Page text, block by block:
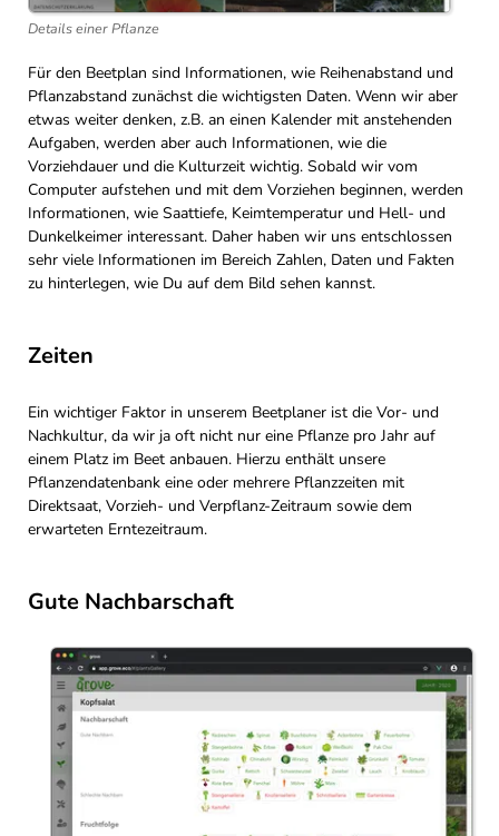
Details einer Pflanze
Für den Beetplan sind Informationen, wie Reihenabstand und
Pflanzabstand zunächst die wichtigsten Daten. Wenn wir aber
etwas weiter denken, z.B. an einen Kalender mit anstehenden
Aufgaben, werden aber auch Informationen, wie die
Vorziehdauer und die Kulturzeit wichtig. Sobald wir vom
Computer aufstehen und mit dem Vorziehen beginnen, werden
Informationen, wie Saattiefe, Keimtemperatur und Hell- und
Dunkelkeimer interessant. Daher haben wir uns entschlossen
sehr viele Informationen im Bereich Zahlen, Daten und Fakten
zu hinterlegen, wie Du auf dem Bild sehen kannst.
Zeiten
Ein wichtiger Faktor in unserem Beetplaner ist die Vor- und
Nachkultur, da wir ja oft nicht nur eine Pflanze pro Jahr auf
einem Platz im Beet anbauen. Hierzu enthält unsere
Pflanzendatenbank eine oder mehrere Pflanzzeiten mit
Direktsaat, Vorzieh- und Verpflanz-Zeitraum sowie dem
erwarteten Erntezeitraum.
Gute Nachbarschaft